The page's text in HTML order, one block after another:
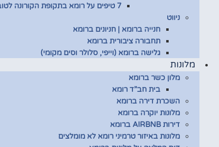
7 טיפים על רומא בתקופת הקורונה לטובת שומרי כשרות
ניווט
חנייה ברומא | חניונים ברומא
תחבורה ציבורית ברומא
גלישה ברומא (וייפי, סלולר וסים מקומי)
מלונות
מלון כשר ברומא
בית חב”ד רומא
השכרת דירה ברומא
מלונות יוקרה ברומא
דירות AIRBNB ברומא
מלונות באיזור טרמיני רומא לא מומלצים